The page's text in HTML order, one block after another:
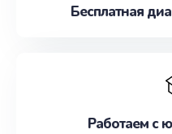
Бесплатная
Работаем с